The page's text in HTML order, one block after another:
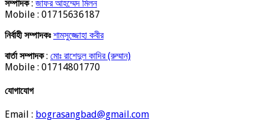
সম্পাদক: জাফর আহম্মেদ মিলন
Mobile : 01715636187
নির্বাহী সম্পাদকঃশামসুজ্জোহা কবীর
বার্তা সম্পাদক: মোঃ রাশেদুল কাদির (রুম্মান)
Mobile : 01714801770
যোগাযোগ
Email : bograsangbad@gmail.com